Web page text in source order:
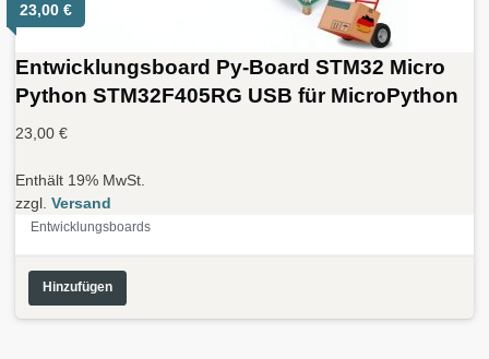
23,00 €
Entwicklungsboard Py-Board STM32 Micro
Python STM32F405RG USB für MicroPython
23,00 €
Enthält 19% MwSt.
zzgl. Versand
Entwicklungsboards
Hinzufügen